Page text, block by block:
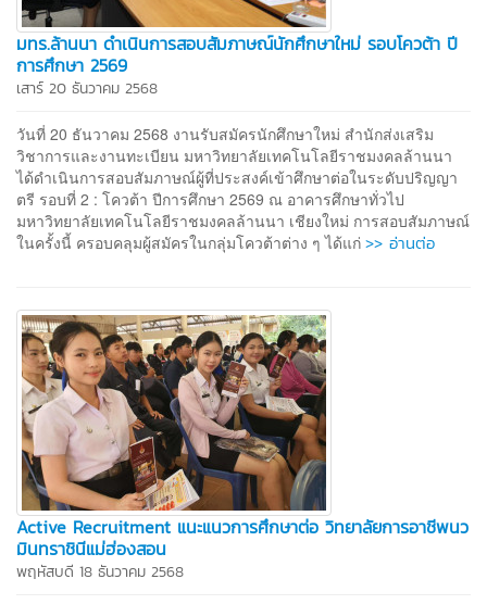
มทร.ล้านนา ดำเนินการสอบสัมภาษณ์นักศึกษาใหม่ รอบโควต้า ปี
การศึกษา 2569
เสาร์ 20 ธันวาคม 2568
วันที่ 20 ธันวาคม 2568 งานรับสมัครนักศึกษาใหม่ สำนักส่งเสริม
วิชาการและงานทะเบียน มหาวิทยาลัยเทคโนโลยีราชมงคลล้านนา
ได้ดำเนินการสอบสัมภาษณ์ผู้ที่ประสงค์เข้าศึกษาต่อในระดับปริญญา
ตรี รอบที่ 2 : โควต้า ปีการศึกษา 2569 ณ อาคารศึกษาทั่วไป
มหาวิทยาลัยเทคโนโลยีราชมงคลล้านนา เชียงใหม่ การสอบสัมภาษณ์
ในครั้งนี้ ครอบคลุมผู้สมัครในกลุ่มโควต้าต่าง ๆ ได้แก่ >> อ่านต่อ
Active Recruitment แนะแนวการศึกษาต่อ วิทยาลัยการอาชีพนว
มินทราชินีแม่ฮ่องสอน
พฤหัสบดี 18 ธันวาคม 2568